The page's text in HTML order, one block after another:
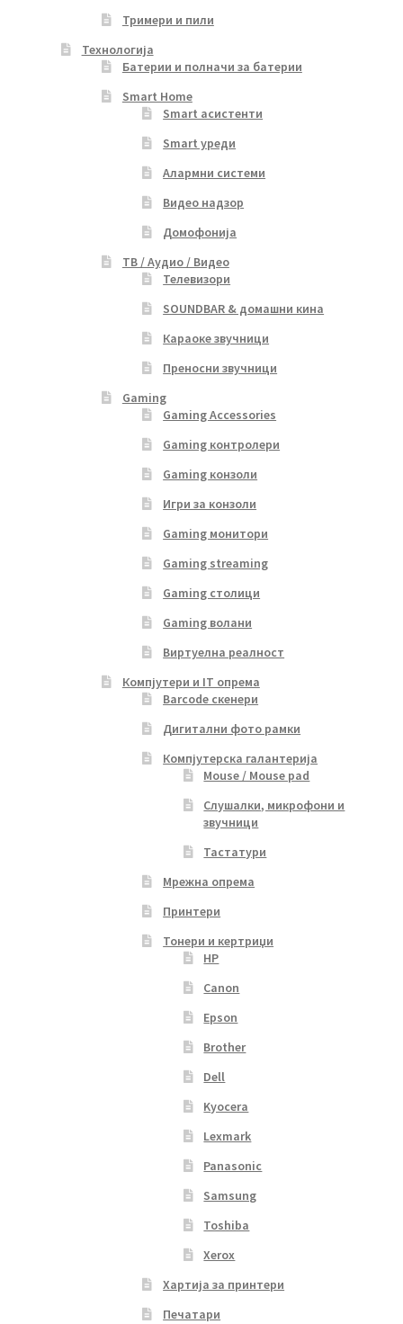
Тримери и пили
Технологија
Батерии и полначи за батерии
Smart Home
Smart асистенти
Smart уреди
Алармни системи
Видео надзор
Домофонија
ТВ / Аудио / Видео
Телевизори
SOUNDBAR & домашни кина
Караоке звучници
Преносни звучници
Gaming
Gaming Accessories
Gaming контролери
Gaming конзоли
Игри за конзоли
Gaming монитори
Gaming streaming
Gaming столици
Gaming волани
Виртуелна реалност
Компјутери и IT опрема
Barcode скенери
Дигитални фото рамки
Компјутерска галантерија
Mouse / Mouse pad
Слушалки, микрофони и
звучници
Тастатури
Мрежна опрема
Принтери
Тонери и кертриџи
HP
Canon
Epson
Brother
Dell
Kyocera
Lexmark
Panasonic
Samsung
Toshiba
Xerox
Хартија за принтери
Печатари